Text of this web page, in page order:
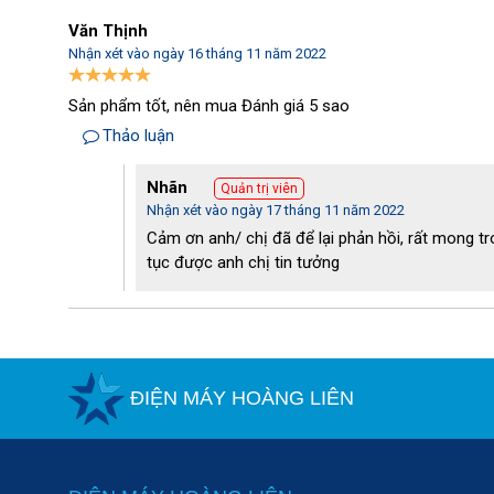
Văn Thịnh
Nhận xét vào ngày 16 tháng 11 năm 2022
Sản phẩm tốt, nên mua Đánh giá 5 sao
Thảo luận
Nhãn Quản trị viên
Nhận xét vào ngày 17 tháng 11 năm 2022
Cảm ơn anh/ chị đã để lại phản hồi, rất mong
tục được anh chị tin tưởng
ĐIỆN MÁY HOÀNG LIÊN